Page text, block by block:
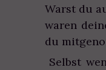
Warst du
waren
du
Selbst